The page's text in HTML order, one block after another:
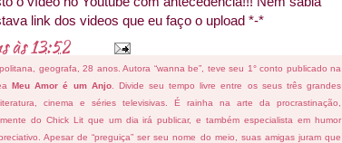
link dos videos que eu faço o upload *-*
às13:52
geografa, 28 anos. Autora “wanna be”, teve seu 1° conto publicado na
Meu Amor é um Anjo. Divide seu tempo livre entre os seus três grandes
cinema e séries televisivas. É rainha na arte da procrastinação,
do Chick Lit que um dia irá publicar, e também especialista em humor
Apesar de “preguiça” ser seu nome do meio, suas amigas juram que